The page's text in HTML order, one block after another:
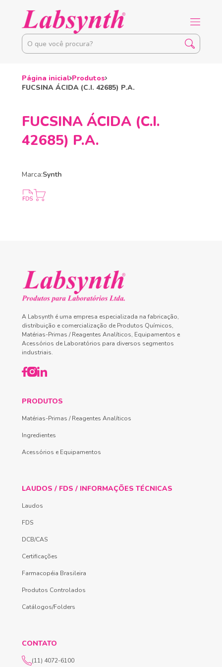
Página inicial Produtos
FUCSINA ÁCIDA (C.I. 42685) P.A.
FUCSINA ÁCIDA (C.I.
42685) P.A.
Marca:Synth
A Labsynth é uma empresa especializada na fabricação,
distribuição e comercialização de Produtos Químicos,
Matérias-Primas / Reagentes Analíticos, Equipamentos e
Acessórios de Laboratórios para diversos segmentos
industriais.
PRODUTOS
Matérias-Primas / Reagentes Analíticos
Ingredientes
Acessórios e Equipamentos
LAUDOS / FDS / INFORMAÇÕES TÉCNICAS
Laudos
FDS
DCB/CAS
Certificações
Farmacopéia Brasileira
Produtos Controlados
Catálogos/Folders
CONTATO
(11) 4072-6100